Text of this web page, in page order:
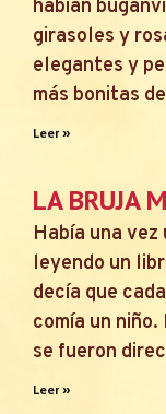
habían
girasoles y
elegantes y
más bonitas
Leer »
LA BRUJA
Había una
leyendo un
decía que
comía un
se fueron
Leer »